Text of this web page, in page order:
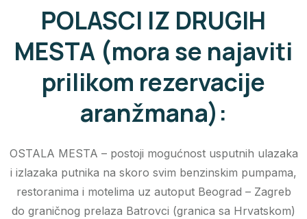
POLASCI IZ DRUGIH
MESTA (mora se najaviti
prilikom rezervacije
aranžmana):
OSTALA MESTA – postoji mogućnost usputnih ulazaka
i izlazaka putnika na skoro svim benzinskim pumpama,
restoranima i motelima uz autoput Beograd – Zagreb
do graničnog prelaza Batrovci (granica sa Hrvatskom)